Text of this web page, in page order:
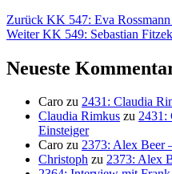
Beitragsnavigation
Zurück Vorheriger
Beitrag:
KK 547: Eva
Weiter Nächster
KK 549: Sebastian
Neueste
Caro zu 2431: Claudia
Claudia Rimkus zu 2431:
Einsteiger
Caro zu 2373: Alex Beer
Christoph zu 2373: Alex